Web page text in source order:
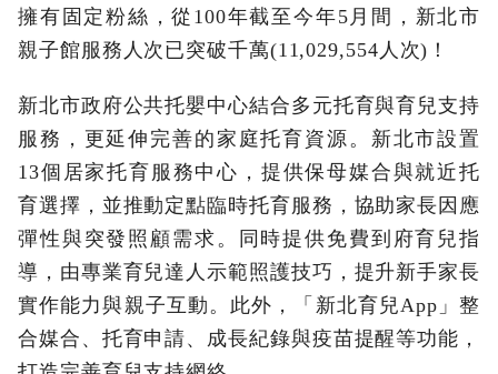
擁有固定粉絲，從100年截至今年5月間，新北市
親子館服務人次已突破千萬(11,029,554人次)！
新北市政府公共托嬰中心結合多元托育與育兒支持
服務，更延伸完善的家庭托育資源。新北市設置
13個居家托育服務中心，提供保母媒合與就近托
育選擇，並推動定點臨時托育服務，協助家長因應
彈性與突發照顧需求。同時提供免費到府育兒指
導，由專業育兒達人示範照護技巧，提升新手家長
實作能力與親子互動。此外，「新北育兒App」整
合媒合、托育申請、成長紀錄與疫苗提醒等功能，